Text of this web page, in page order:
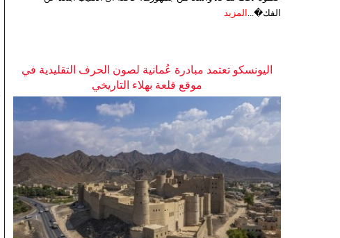
الفك�... المزيد
اليونسكو تعتمد مبادرة عُمانية لصون الحرف التقليدية في
موقع قلعة بهلاء التاريخي